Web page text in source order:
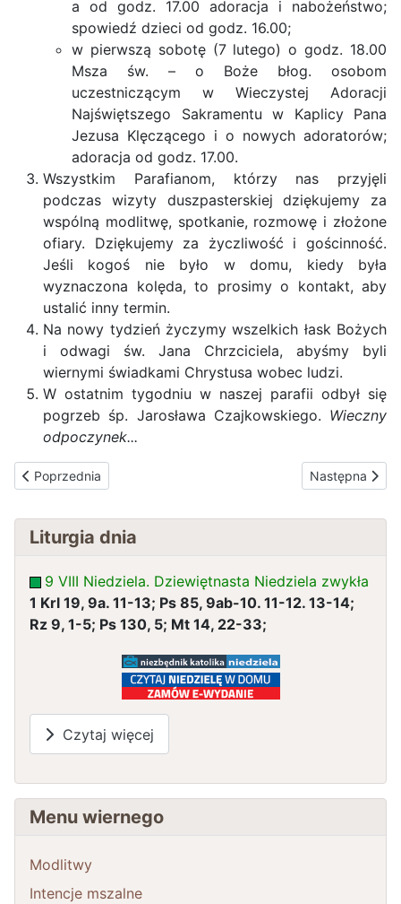
Liturgia dnia
9 VIII Niedziela. Dziewiętnasta Niedziela zwykła
1 Krl 19, 9a. 11-13; Ps 85, 9ab-10. 11-12. 13-14;
Rz 9, 1-5; Ps 130, 5; Mt 14, 22-33;
Czytaj więcej
Menu wiernego
Modlitwy
Intencje mszalne
a od godz. 17.00 adoracja i nabożeństwo;
spowiedź dzieci od godz. 16.00;
w pierwszą sobotę (7 lutego) o godz. 18.00
Msza św. – o Boże błog. osobom
uczestniczącym w Wieczystej Adoracji
Najświętszego Sakramentu w Kaplicy Pana
Jezusa Klęczącego i o nowych adoratorów;
adoracja od godz. 17.00.
Wszystkim Parafianom, którzy nas przyjęli
podczas wizyty duszpasterskiej dziękujemy za
wspólną modlitwę, spotkanie, rozmowę i złożone
ofiary. Dziękujemy za życzliwość i gościnność.
Jeśli kogoś nie było w domu, kiedy była
wyznaczona kolęda, to prosimy o kontakt, aby
ustalić inny termin.
Na nowy tydzień życzymy wszelkich łask Bożych
i odwagi św. Jana Chrzciciela, abyśmy byli
wiernymi świadkami Chrystusa wobec ludzi.
W ostatnim tygodniu w naszej parafii odbył się
pogrzeb śp. Jarosława Czajkowskiego. Wieczny
odpoczynek...
Poprzednia strona: PIĄTA NIEDZIELA ZWYKŁA 8 lutego 2026
Poprzednia Następna
Następna